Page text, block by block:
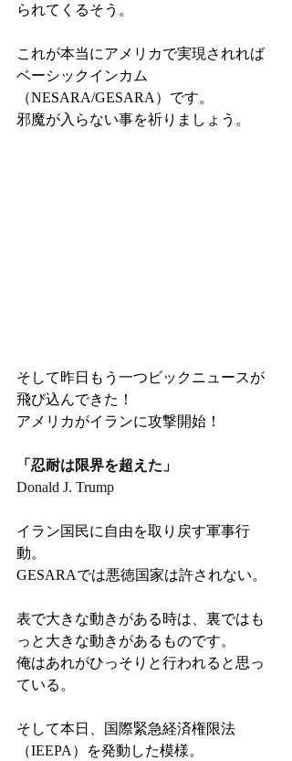
られてくるそう。
これが本当にアメリカで実現されれば
ベーシックインカム
（NESARA/GESARA）です。
邪魔が入らない事を祈りましょう。
そして昨日もう一つビックニュースが
飛び込んできた！
アメリカがイランに攻撃開始！
「忍耐は限界を超えた」
Donald J. Trump
イラン国民に自由を取り戻す軍事行
動。
GESARAでは悪徳国家は許されない。
表で大きな動きがある時は、裏ではも
っと大きな動きがあるものです。
俺はあれがひっそりと行われると思っ
ている。
そして本日、国際緊急経済権限法
（IEEPA）を発動した模様。